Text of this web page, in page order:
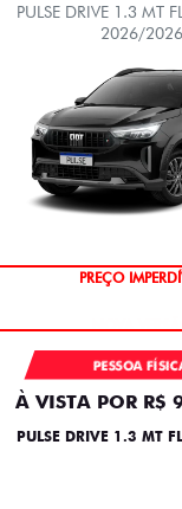
PULSE DRIVE 1.3 MT
2026/2026
PREÇO
PESSOA
À VISTA POR R$
PULSE DRIVE 1.3 MT